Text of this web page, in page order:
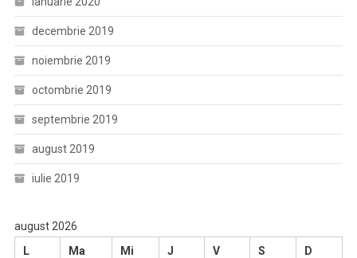
decembrie 2019
noiembrie 2019
octombrie 2019
septembrie 2019
august 2019
iulie 2019
august 2026
L
Ma Mi J V S D